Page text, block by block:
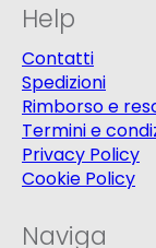
Help
Contatti
Spedizioni
Rimborso e
Termini e
Privacy Policy
Cookie Policy
Naviga